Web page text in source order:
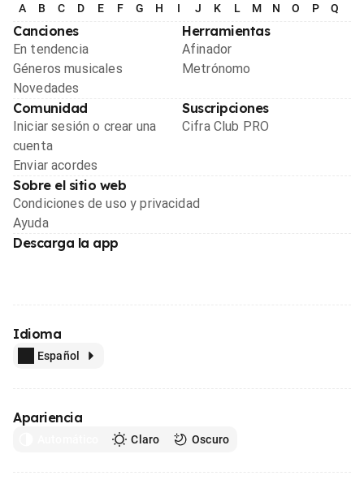
A B C D E F G H I J K L M N O P Q
Canciones
En tendencia
Géneros musicales
Novedades
Herramientas
Afinador
Metrónomo
Comunidad
Iniciar sesión o crear una
cuenta
Enviar acordes
Suscripciones
Cifra Club PRO
Sobre el sitio web
Condiciones de uso y privacidad
Ayuda
Descarga la app
Idioma
Español
Apariencia
Claro Oscuro